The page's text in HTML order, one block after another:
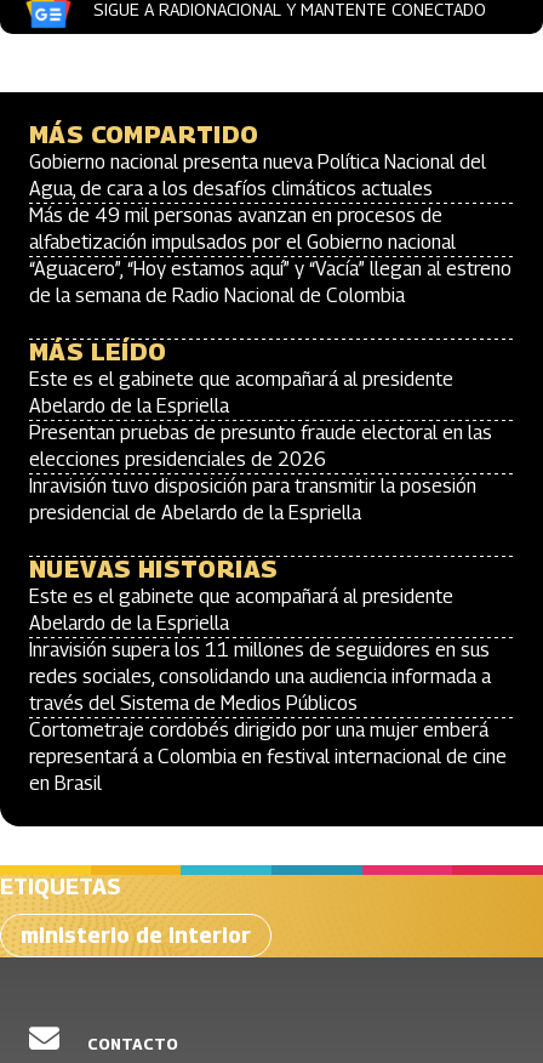
SIGUE A RADIONACIONAL Y MANTENTE CONECTADO
MÁS COMPARTIDO
Gobierno nacional presenta nueva Política Nacional del
Agua, de cara a los desafíos climáticos actuales
Más de 49 mil personas avanzan en procesos de
alfabetización impulsados por el Gobierno nacional
“Aguacero”, “Hoy estamos aquí” y “Vacía” llegan al estreno
de la semana de Radio Nacional de Colombia
MÁS LEÍDO
Este es el gabinete que acompañará al presidente
Abelardo de la Espriella
Presentan pruebas de presunto fraude electoral en las
elecciones presidenciales de 2026
Inravisión tuvo disposición para transmitir la posesión
presidencial de Abelardo de la Espriella
NUEVAS HISTORIAS
Este es el gabinete que acompañará al presidente
Abelardo de la Espriella
Inravisión supera los 11 millones de seguidores en sus
redes sociales, consolidando una audiencia informada a
través del Sistema de Medios Públicos
Cortometraje cordobés dirigido por una mujer emberá
representará a Colombia en festival internacional de cine
en Brasil
ETIQUETAS
ministerio de interior
CONTACTO